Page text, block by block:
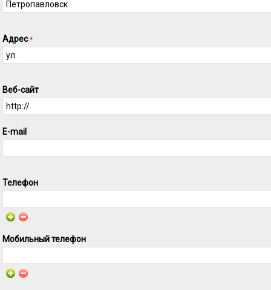
Адрес*
Веб-сайт
E-mail
Телефон
Мобильный телефон